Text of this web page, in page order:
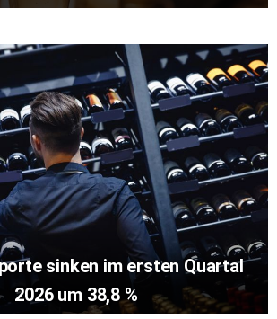
sinken im ersten Quartal
2026 um 38,8 %